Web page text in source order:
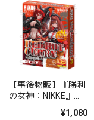
【事後物販】『勝利
の女神：NIKKE』
¥1,080